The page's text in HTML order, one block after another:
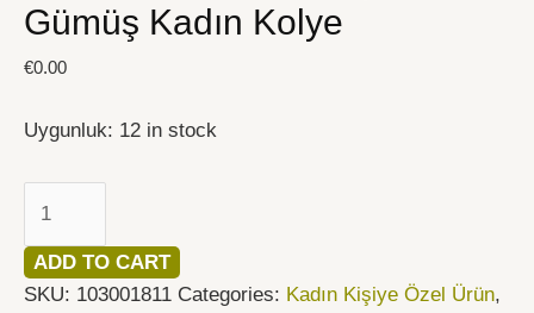
Gümüş Kadın Kolye
€0.00
Uygunluk: 12 in stock
Kolye
ADD TO CART
SKU: 103001811 Categories: Kadın Kişiye Özel Ürün,